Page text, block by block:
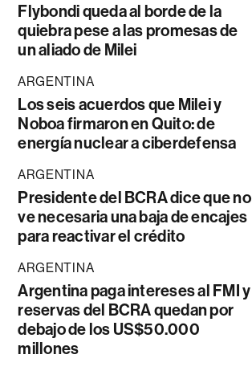
Flybondi queda al borde de la
quiebra pese a las promesas de
un aliado de Milei
ARGENTINA
Los seis acuerdos que Milei y
Noboa firmaron en Quito: de
energía nuclear a ciberdefensa
ARGENTINA
Presidente del BCRA dice que no
ve necesaria una baja de encajes
para reactivar el crédito
ARGENTINA
Argentina paga intereses al FMI y
reservas del BCRA quedan por
debajo de los US$50.000
millones